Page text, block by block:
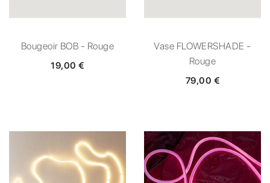
Bougeoir BOB - Rouge
19,00 €
Vase FLOWERSHADE -
Rouge
79,00 €